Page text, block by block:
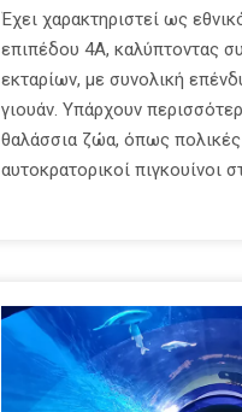
Έχει χαρακτηριστεί ως
επιπέδου 4Α, καλύπτοντας
εκταρίων, με συνολική
γιουάν. Υπάρχουν
θαλάσσια ζώα, όπως
αυτοκρατορικοί πιγκουίνοι